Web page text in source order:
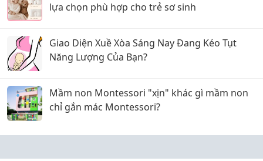
lựa chọn phù hợp cho trẻ sơ sinh
Giao Diện Xuề Xòa Sáng Nay Đang Kéo Tụt
Năng Lượng Của Bạn?
Mầm non Montessori "xịn" khác gì mầm non
chỉ gắn mác Montessori?